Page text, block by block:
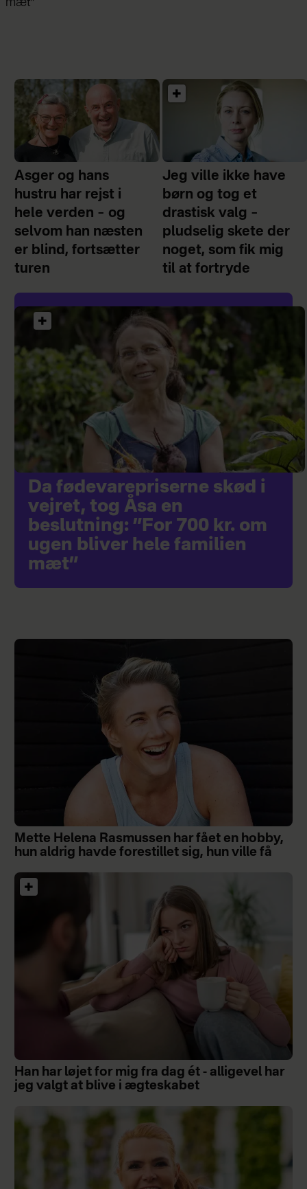
mæt”
Asger og hans
hustru har rejst i
hele verden – og
selvom han næsten
er blind, fortsætter
turen
Jeg ville ikke have
børn og tog et
drastisk valg –
pludselig skete der
noget, som fik mig
til at fortryde
Da fødevarepriserne skød i
vejret, tog Åsa en
beslutning: ”For 700 kr. om
ugen bliver hele familien
mæt”
Mette Helena Rasmussen har fået en hobby,
hun aldrig havde forestillet sig, hun ville få
Han har løjet for mig fra dag ét - alligevel har
jeg valgt at blive i ægteskabet